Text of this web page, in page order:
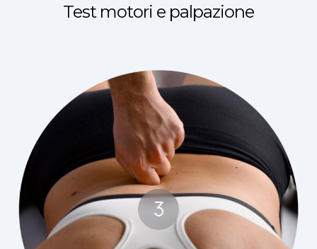
Test motori e palpazione